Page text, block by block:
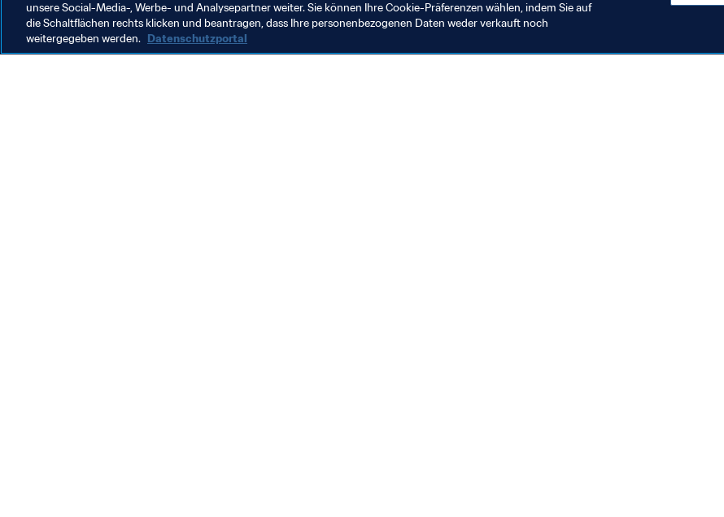
unsere Social-Media-, Werbe- und Analysepartner weiter. Sie können Ihre Cookie-Präferenzen wählen, indem Sie auf
die Schaltflächen rechts klicken und beantragen, dass Ihre personenbezogenen Daten weder verkauft noch
weitergegeben werden. Datenschutzportal